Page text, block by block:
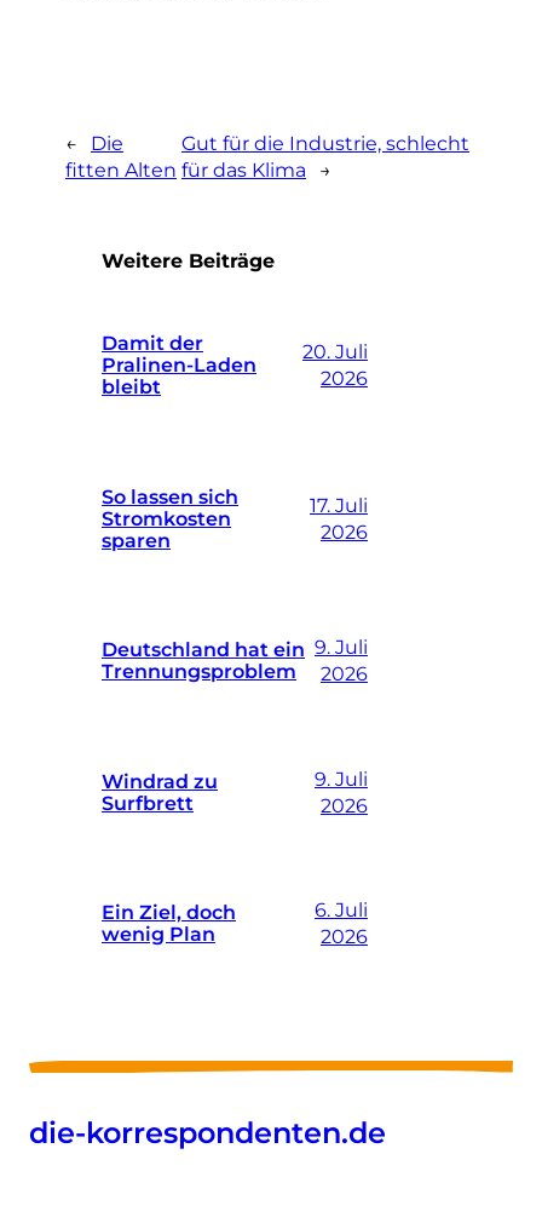
←
Die
fitten Alten
Gut für die Industrie, schlecht
für das Klima
→
Weitere Beiträge
Damit der
Pralinen-Laden
bleibt
20. Juli
2026
So lassen sich
Stromkosten
sparen
17. Juli
2026
Deutschland hat ein
Trennungsproblem
9. Juli
2026
Windrad zu
Surfbrett
9. Juli
2026
Ein Ziel, doch
wenig Plan
6. Juli
2026
die-korrespondenten.de